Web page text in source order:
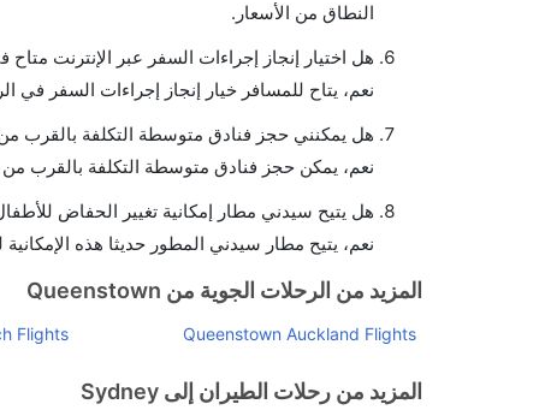
النطاق من الأسعار.
هل اختيار إنجاز إجراءات السفر عبر الإنترنت
نعم، يتاح للمسافر خيار إنجاز إجراءات السفر في
هل يمكنني حجز فنادق متوسطة التكلفة بالقرب
نعم، يمكن حجز فنادق متوسطة التكلفة بالقرب من
هل يتيح سيدني مطار إمكانية تغيير الحفاض
نعم، يتيح مطار سيدني المطور حديثا هذه
المزيد من الرحلات الجوية من Queenstown
Queenstown Auckland Flights
Flights
المزيد من رحلات الطيران إلى Sydney